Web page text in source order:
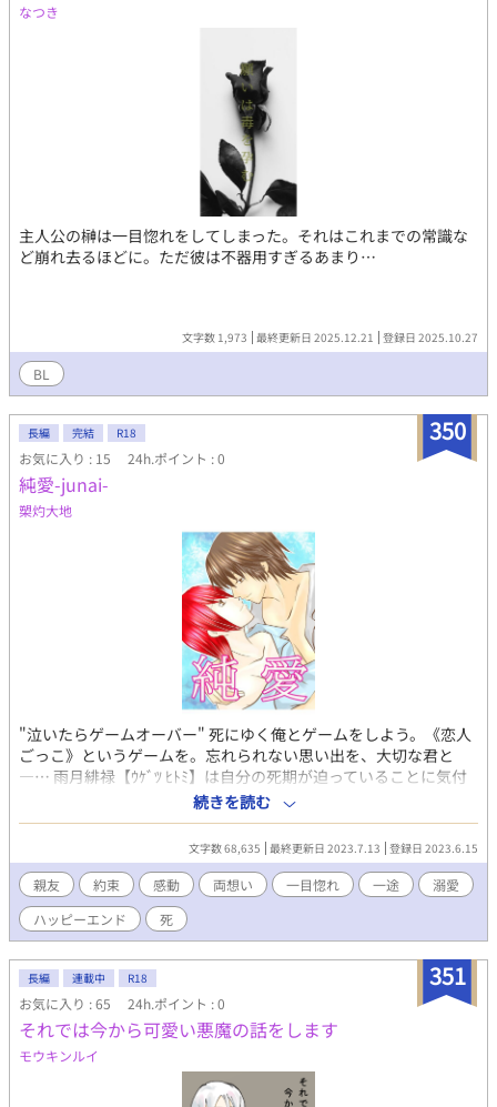
なつき
主人公の榊は一目惚れをしてしまった。それはこれまでの常識な
ど崩れ去るほどに。ただ彼は不器用すぎるあまり…
文字数 1,973 最終更新日 2025.12.21 登録日 2025.10.27
BL
350
長編 完結 R18
お気に入り : 15 24h.ポイント : 0
純愛-junai-
槊灼大地
"泣いたらゲームオーバー" 死にゆく俺とゲームをしよう。《恋人
ごっこ》というゲームを。忘れられない思い出を、大切な君と
―… 雨月緋禄【ｳｹﾞﾂ ﾋﾄﾐ】は自分の死期が迫っていることに気付
いていたが、周りにはそれを隠して明るく振る舞っていた。 そん
な時、ずっと前から好きだった親友の前山咲輝【ﾏｴﾔﾏ ｻｷ】に「ゲ
ームをしよう」と持ちかけてキスをする。 "泣いたらゲームオー
バー"という条件を自ら出し《恋人ごっこ》というゲームが始ま
る。 日々お互いに惹かれ合っていくが、残酷にも別れの時は着々
と近付いていき―… 切なくて優しい二人の純愛物語。 緋禄
side【全5章】 咲輝side【全5章】 全10章 ・BL ・同級生 ・純愛
・一途 ・両思い ・切ない ・死 ・辛くないハッピーエンド
続きを読む
文字数 68,635 最終更新日 2023.7.13 登録日 2023.6.15
親友 約束 感動 両想い 一目惚れ 一途
溺愛
ハッピーエンド
死
351
長編 連載中 R18
お気に入り : 65 24h.ポイント : 0
それでは今から可愛い悪魔の話をします
モウキンルイ